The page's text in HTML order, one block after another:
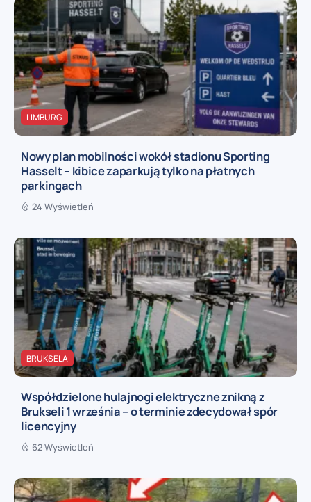
LIMBURG
Nowy plan mobilności wokół stadionu Sporting
Hasselt – kibice zaparkują tylko na płatnych
parkingach
24 Wyświetleń
BRUKSELA
Współdzielone hulajnogi elektryczne znikną z
Brukseli 1 września – o terminie zdecydował spór
licencyjny
62 Wyświetleń